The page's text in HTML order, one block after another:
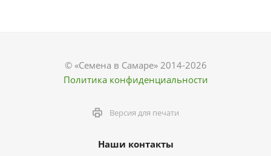
© «Семена в Самаре» 2014-2026
Политика конфиденциальности
Версия для печати
Наши контакты